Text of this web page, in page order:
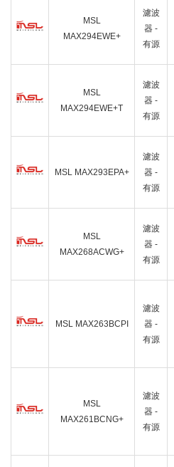
MSL
MAX294EWE+
濾波
器 -
有源
MSL
MAX294EWE+T
濾波
器 -
有源
MSL MAX293EPA+
濾波
器 -
有源
MSL
MAX268ACWG+
濾波
器 -
有源
MSL MAX263BCPI
濾波
器 -
有源
MSL
MAX261BCNG+
濾波
器 -
有源